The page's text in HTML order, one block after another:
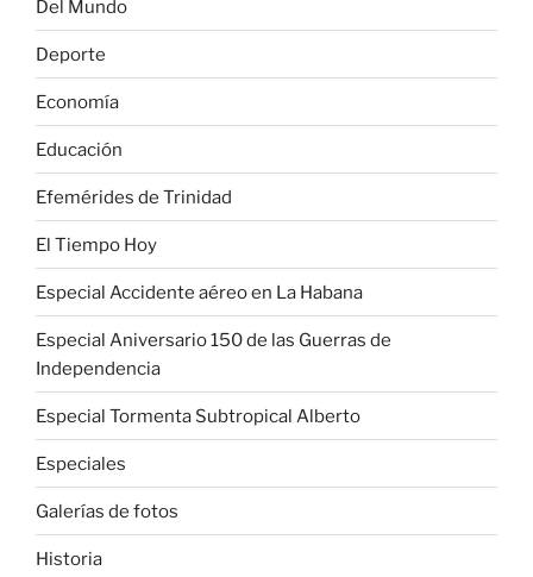
Del Mundo
Deporte
Economía
Educación
Efemérides de Trinidad
El Tiempo Hoy
Especial Accidente aéreo en La Habana
Especial Aniversario 150 de las Guerras de
Independencia
Especial Tormenta Subtropical Alberto
Especiales
Galerías de fotos
Historia